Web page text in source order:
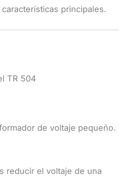
principales.
TR 504
de voltaje pequeño.
reducir el voltaje de una